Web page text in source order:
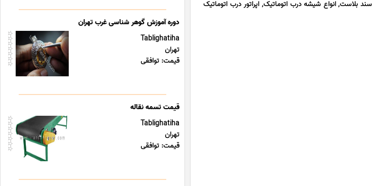
بلاست, انواع شیشه درب اتوماتیک, اپراتور درب اتوماتیک
دوره آموزش گوهر شناسی غرب تهران
Tablighatiha
تهران
قیمت: توافقی
قیمت تسمه نقاله
Tablighatiha
تهران
قیمت: توافقی